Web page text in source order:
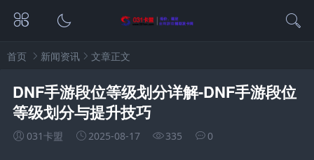
首页 新闻资讯 文章正文
DNF手游段位等级划分详解-DNF手游段位
等级划分与提升技巧
031卡盟 2025-08-17 335 0